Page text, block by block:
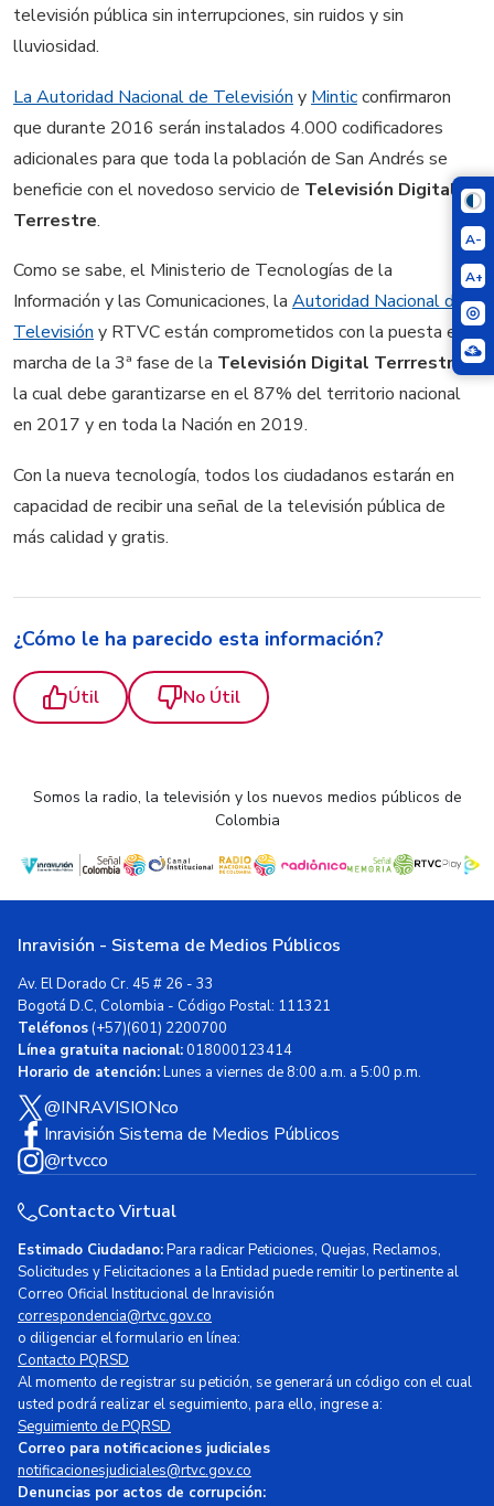
A-
A+
televisión pública sin interrupciones, sin ruidos y sin
lluviosidad.
La Autoridad Nacional de Televisión y Minticconfirmaron
que durante 2016 serán instalados 4.000 codificadores
adicionales para que toda la población de San Andrés se
beneficie con el novedoso servicio de Televisión Digital
Terrestre.
Como se sabe, el Ministerio de Tecnologías de la
Información y las Comunicaciones, la Autoridad Nacional de
Televisión y RTVC están comprometidos con la puesta en
marcha de la 3ª fase de la Televisión Digital Terrrestre,
la cual debe garantizarse en el 87% del territorio nacional
en 2017 y en toda la Nación en 2019.
Con la nueva tecnología, todos los ciudadanos estarán en
capacidad de recibir una señal de la televisión pública de
más calidad y gratis.
¿Cómo le ha parecido esta información?
Útil No Útil
Somos la radio, la televisión y los nuevos medios públicos de
Colombia
Inravisión - Sistema de Medios Públicos
Av. El Dorado Cr. 45 # 26 - 33
Bogotá D.C, Colombia - Código Postal: 111321
Teléfonos(+57)(601) 2200700
Línea gratuita nacional:018000123414
Horario de atención:Lunes a viernes de 8:00 a.m. a 5:00 p.m.
@INRAVISIONco
Inravisión Sistema de Medios Públicos
@rtvcco
Contacto Virtual
Estimado Ciudadano:Para radicar Peticiones, Quejas, Reclamos,
Solicitudes y Felicitaciones a la Entidad puede remitir lo pertinente al
Correo Oficial Institucional de Inravisión
correspondencia@rtvc.gov.co
o diligenciar el formulario en línea:
Contacto PQRSD
Al momento de registrar su petición, se generará un código con el cual
usted podrá realizar el seguimiento, para ello, ingrese a:
Seguimiento de PQRSD
Correo para notificaciones judiciales
notificacionesjudiciales@rtvc.gov.co
Denuncias por actos de corrupción: